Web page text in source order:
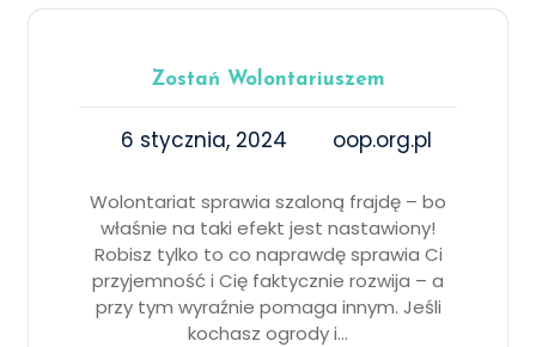
Zostań Wolontariuszem
6 stycznia, 2024 oop.org.pl
Wolontariat sprawia szaloną frajdę – bo
właśnie na taki efekt jest nastawiony!
Robisz tylko to co naprawdę sprawia Ci
przyjemność i Cię faktycznie rozwija – a
przy tym wyraźnie pomaga innym. Jeśli
kochasz ogrody i…